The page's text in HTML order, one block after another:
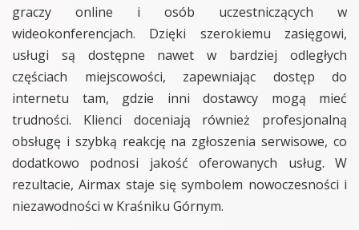
graczy online i osób uczestniczących w
wideokonferencjach. Dzięki szerokiemu zasięgowi,
usługi są dostępne nawet w bardziej odległych
częściach miejscowości, zapewniając dostęp do
internetu tam, gdzie inni dostawcy mogą mieć
trudności. Klienci doceniają również profesjonalną
obsługę i szybką reakcję na zgłoszenia serwisowe, co
dodatkowo podnosi jakość oferowanych usług. W
rezultacie, Airmax staje się symbolem nowoczesności i
niezawodności w Kraśniku Górnym.